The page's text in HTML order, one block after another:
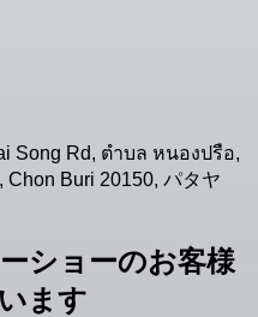
Song Rd, ตำบล หนองปรือ,
Chon Buri 20150, パタヤ
ショーのお客様
ます